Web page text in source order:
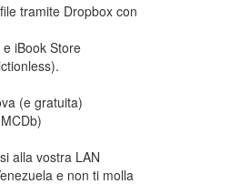
tramite Dropbox con
iBook Store
(e gratuita)
alla vostra LAN
e non ti molla